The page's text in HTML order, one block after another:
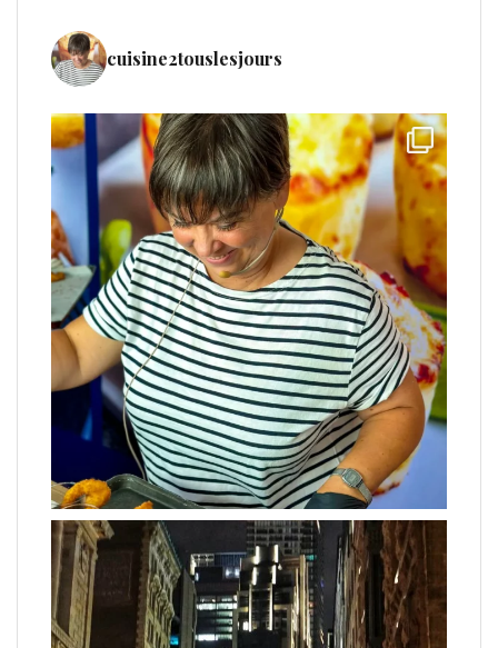
cuisine2touslesjours